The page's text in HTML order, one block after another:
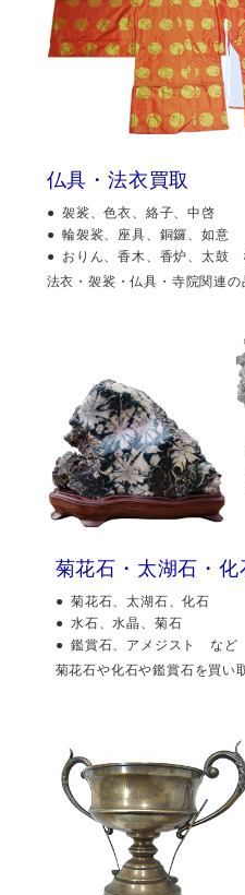
仏具・法衣買取
袈裟、色衣、絡子、中啓
輪袈裟、座具、銅鑼、如意
おりん、香木、香炉、太鼓
法衣・袈裟・仏具・寺院関連の
菊花石・太湖石・化
菊花石、太湖石、化石
水石、水晶、菊石
鑑賞石、アメジスト など
菊花石や化石や鑑賞石を買い